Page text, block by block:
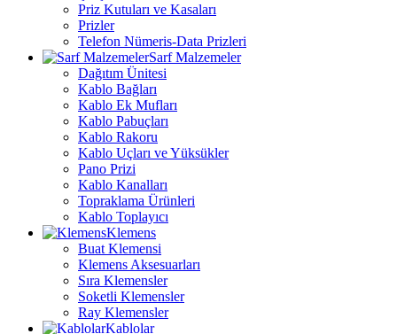
Priz Kutuları ve Kasaları
Prizler
Telefon Nümeris-Data Prizleri
Sarf Malzemeler
Dağıtım Ünitesi
Kablo Bağları
Kablo Ek Mufları
Kablo Pabuçları
Kablo Rakoru
Kablo Uçları ve Yüksükler
Pano Prizi
Kablo Kanalları
Topraklama Ürünleri
Kablo Toplayıcı
Klemens
Buat Klemensi
Klemens Aksesuarları
Sıra Klemensler
Soketli Klemensler
Ray Klemensler
Kablolar